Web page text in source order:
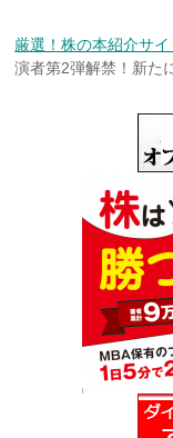
厳選！株の本紹介サイ
演者第2弾解禁！新た